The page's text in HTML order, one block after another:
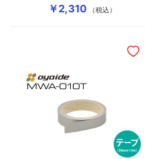
￥2,310 （税込）
ほ